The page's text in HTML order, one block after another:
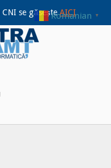
CNI se găseșteAICI
Romanian ▼